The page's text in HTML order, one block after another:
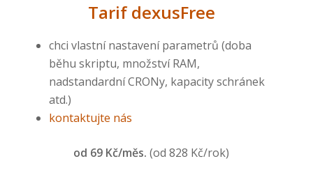
Tarif dexusFree
chci vlastní nastavení parametrů (doba
běhu skriptu, množství RAM,
nadstandardní CRONy, kapacity schránek
atd.)
kontaktujte nás
od 69 Kč/měs. (od 828 Kč/rok)